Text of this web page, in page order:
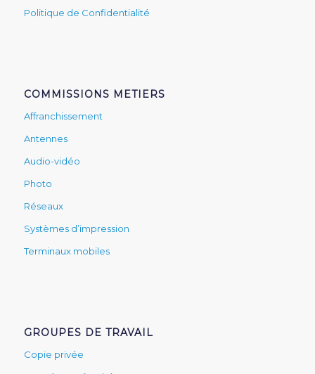
Politique de Confidentialité
COMMISSIONS METIERS
Affranchissement
Antennes
Audio-vidéo
Photo
Réseaux
Systèmes d’impression
Terminaux mobiles
GROUPES DE TRAVAIL
Copie privée